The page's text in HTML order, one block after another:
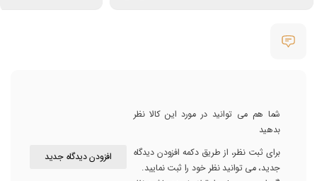
شما هم می توانید در مورد این کالا نظر
بدهید
برای ثبت نظر، از طریق دکمه افزودن دیدگاه
جدید، می توانید نظر خود را ثبت نمایید.
افزودن دیدگاه جدید